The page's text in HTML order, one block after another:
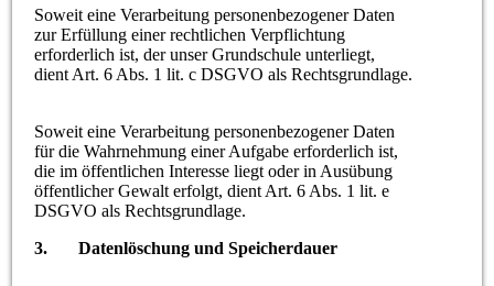
Soweit eine Verarbeitung personenbezogener Daten
zur Erfüllung einer rechtlichen Verpflichtung
erforderlich ist, der unser Grundschule unterliegt,
dient Art. 6 Abs. 1 lit. c DSGVO als Rechtsgrundlage.
Soweit eine Verarbeitung personenbezogener Daten
für die Wahrnehmung einer Aufgabe erforderlich ist,
die im öffentlichen Interesse liegt oder in Ausübung
öffentlicher Gewalt erfolgt, dient Art. 6 Abs. 1 lit. e
DSGVO als Rechtsgrundlage.
3. Datenlöschung und Speicherdauer